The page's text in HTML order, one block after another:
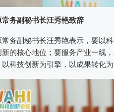
务副秘书长汪秀艳致辞
务副秘书长汪秀艳表示，要以
的核心地位；要服务产业一线
科技创新为引擎，以成果转化